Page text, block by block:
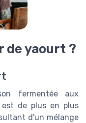
de yaourt ?
fermentée aux
de plus en plus
d'un mélange